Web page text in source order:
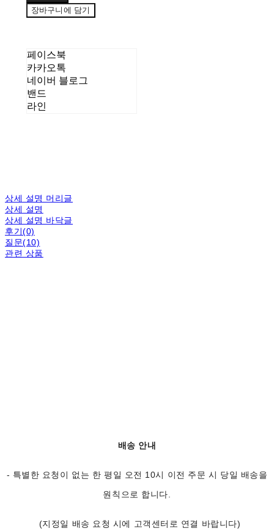
장바구니에 담기
페이스북
카카오톡
네이버 블로그
밴드
라인
상세 설명 머리글
상세 설명
상세 설명 바닥글
후기(0)
질문(10)
관련 상품
배송 안내
- 특별한 요청이 없는 한 평일 오전 10시 이전 주문 시 당일 배송을
원칙으로 합니다.
(지정일 배송 요청 시에 고객센터로 연결 바랍니다)